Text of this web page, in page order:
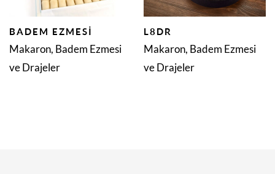
BADEM EZMESI
Makaron, Badem Ezmesi
ve Drajeler
L8DR
Makaron, Badem Ezmesi
ve Drajeler